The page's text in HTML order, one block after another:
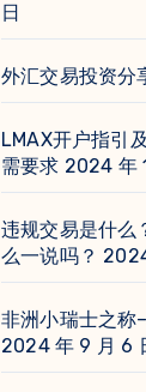
日
外汇交易投资分
LMAX开户指引
需要求 2024 年
违规交易是什么
么一说吗？
非洲小瑞士之称
2024 年 9 月 6